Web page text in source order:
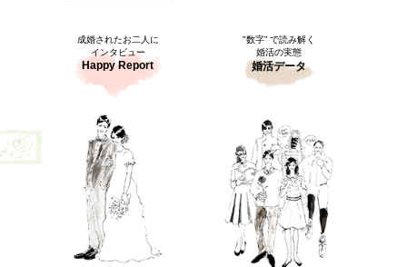
成婚されたお二人に
インタビュー
Happy Report
"数字” で読み解く
婚活の実態
婚活データ